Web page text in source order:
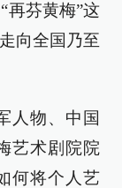
再芬黄梅”这
向全国乃至
人物、中国
艺术剧院院
何将个人艺